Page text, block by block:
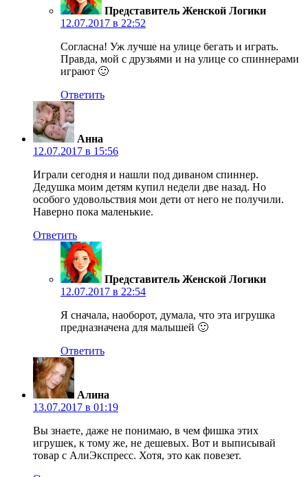
Представитель Женской Логики
12.07.2017 в 22:52
Согласна! Уж лучше на улице бегать и играть.
Правда, мой с друзьями и на улице со спиннерами
играют 🙂
Ответить
Анна
12.07.2017 в 15:56
Играли сегодня и нашли под диваном спиннер.
Дедушка моим детям купил недели две назад. Но
особого удовольствия мои дети от него не получили.
Наверно пока маленькие.
Ответить
Представитель Женской Логики
12.07.2017 в 22:54
Я сначала, наоборот, думала, что эта игрушка
предназначена для малышей 🙂
Ответить
Алина
13.07.2017 в 01:19
Вы знаете, даже не понимаю, в чем фишка этих
игрушек, к тому же, не дешевых. Вот и выписывай
товар с АлиЭкспресс. Хотя, это как повезет.